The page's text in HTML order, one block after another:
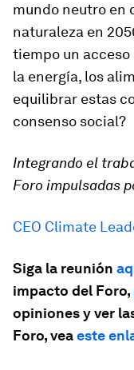
mundo neutro en
naturaleza en
tiempo un acceso
la energía, los
equilibrar estas
consenso social?
Integrando el
Foro impulsadas
CEO Climate
Siga la reunión
impacto del Foro,
opiniones y ver
Foro, veaeste